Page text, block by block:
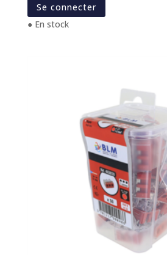
Se connecter
● En stock